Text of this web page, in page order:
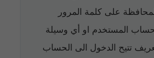
على كلمة المرور
المستخدم او أي وسيلة
تتيح الدخول الى الحساب